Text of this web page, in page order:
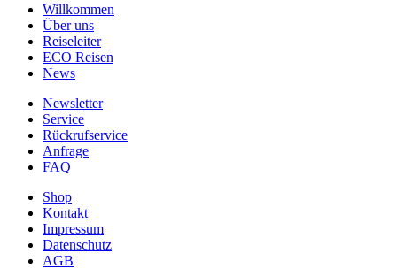
Willkommen
Über uns
Reiseleiter
ECO Reisen
News
Newsletter
Service
Rückrufservice
Anfrage
FAQ
Shop
Kontakt
Impressum
Datenschutz
AGB